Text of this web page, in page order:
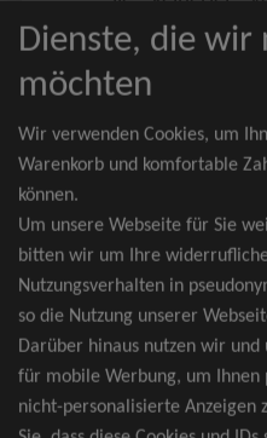
Zusatzangebote
Sie
nach der
werden.
wider
sein, erhalten
nächst
kostenfrei und
Dienste, die wir
möchten
Wir verwenden Cookies, um
Warenkorb und komfortable
können.
Um unsere Webseite für Sie
bitten wir um Ihre
Nutzungsverhalten in
so die Nutzung unserer
Darüber hinaus nutzen wir und
für mobile Werbung, um Ihnen
nicht-personalisierte Anzeigen